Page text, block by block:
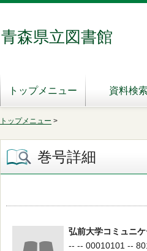
青森県立図書館
トップメニュー 資料検索
トップメニュー >
巻号詳細
弘前大学コミュニ
-- -- 00010101 --